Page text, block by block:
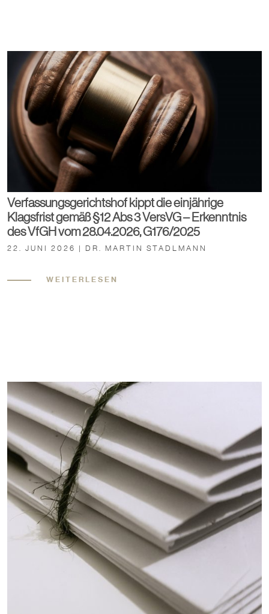
Verfassungsgerichtshof kippt die einjährige
Klagsfrist gemäß §12 Abs 3 VersVG – Erkenntnis
des VfGH vom 28.04.2026, G176/2025
22. JUNI 2026 | DR. MARTIN STADLMANN
WEITERLESEN